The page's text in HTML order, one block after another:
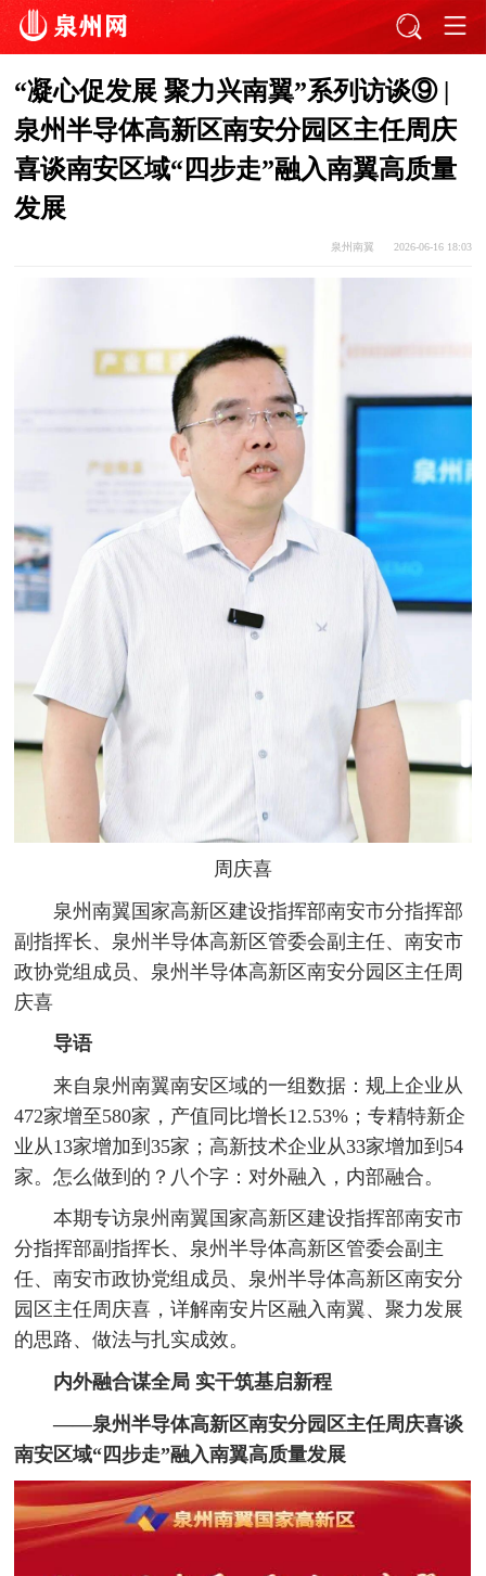
“凝心促发展 聚力兴南翼”系列访谈⑨ |
泉州半导体高新区南安分园区主任周庆
喜谈南安区域“四步走”融入南翼高质量
发展
泉州南翼 2026-06-16 18:03
周庆喜
泉州南翼国家高新区建设指挥部南安市分指挥部
副指挥长、泉州半导体高新区管委会副主任、南安市
政协党组成员、泉州半导体高新区南安分园区主任周
庆喜
导语
来自泉州南翼南安区域的一组数据：规上企业从
472家增至580家，产值同比增长12.53%；专精特新企
业从13家增加到35家；高新技术企业从33家增加到54
家。怎么做到的？八个字：对外融入，内部融合。
本期专访泉州南翼国家高新区建设指挥部南安市
分指挥部副指挥长、泉州半导体高新区管委会副主
任、南安市政协党组成员、泉州半导体高新区南安分
园区主任周庆喜，详解南安片区融入南翼、聚力发展
的思路、做法与扎实成效。
内外融合谋全局 实干筑基启新程
——泉州半导体高新区南安分园区主任周庆喜谈
南安区域“四步走”融入南翼高质量发展